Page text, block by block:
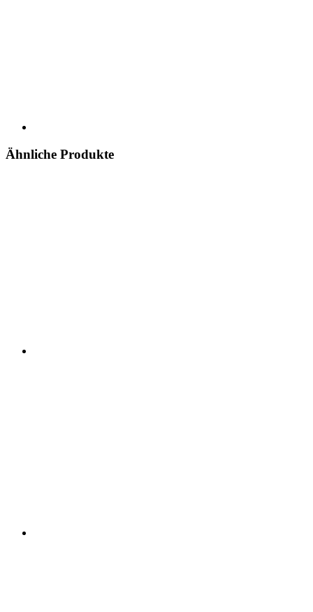
Ähnliche Produkte